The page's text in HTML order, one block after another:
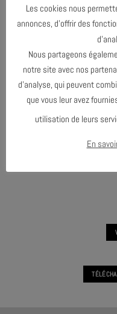
PARTAGER &
Les cookies nous
annonces, d’offrir des
Nous partageons
notre site avec nos
d’analyse, qui peuvent
que vous leur avez
utilisation de leurs
En